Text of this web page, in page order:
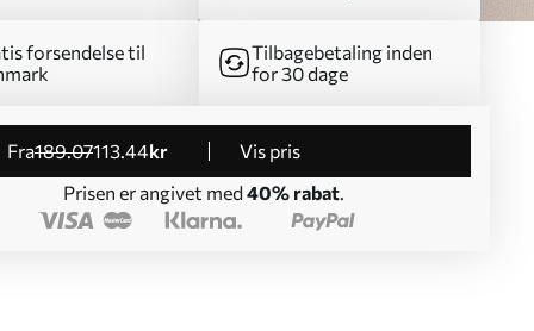
forsendelse til
Tilbagebetaling inden
for 30 dage
fra189.07113.44kr
Vis pris
Prisen er angivet med 40% rabat.